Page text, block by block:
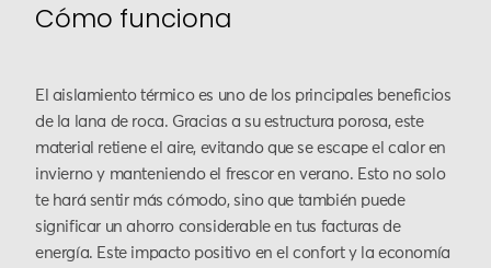
Cómo funciona
El aislamiento térmico es uno de los principales beneficios
de la lana de roca. Gracias a su estructura porosa, este
material retiene el aire, evitando que se escape el calor en
invierno y manteniendo el frescor en verano. Esto no solo
te hará sentir más cómodo, sino que también puede
significar un ahorro considerable en tus facturas de
energía. Este impacto positivo en el confort y la economía